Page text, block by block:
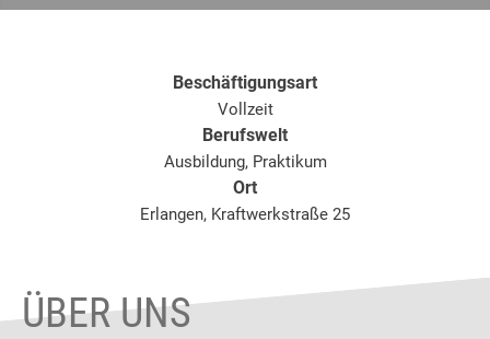
Beschäftigungsart
Vollzeit
Berufswelt
Ausbildung, Praktikum
Ort
Erlangen, Kraftwerkstraße 25
ÜBER UNS